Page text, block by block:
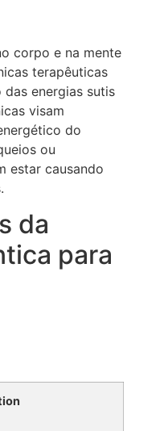
corpo e na mente
terapêuticas
das energias sutis
visam
do
ou
estar causando
da
para